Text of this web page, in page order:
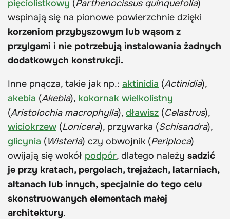
pięciolistkowy (Parthenocissus quinquefolia)
wspinają się na pionowe powierzchnie dzięki
korzeniom przybyszowym lub wąsom z
przylgami i nie potrzebują instalowania żadnych
dodatkowych konstrukcji.
Inne pnącza, takie jak np.: aktinidia (Actinidia),
akebia (Akebia), kokornak wielkolistny
(Aristolochia macrophylla), dławisz (Celastrus),
wiciokrzew (Lonicera), przywarka (Schisandra),
glicynia (Wisteria) czy obwojnik (Periploca)
owijają się wokół podpór, dlatego należy sadzić
je przy kratach, pergolach, trejażach, latarniach,
altanach lub innych, specjalnie do tego celu
skonstruowanych elementach małej
architektury.